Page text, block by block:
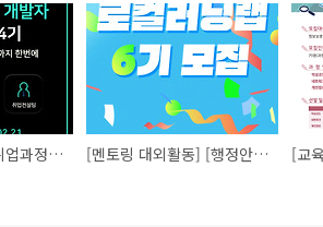
[교육 대외활동] [취업과정4기] 하이브리드 웹 개발자 양성 교육 [멘토링 대외활동] [행정안전부/멘토리] 실전 로컬 비즈니스 프로젝트, 로컬러닝랩 6기 모집